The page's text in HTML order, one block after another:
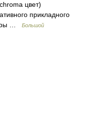
цвет)
прикладного
…
Большой